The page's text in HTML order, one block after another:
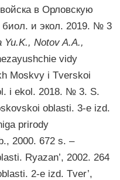
в Орловскую
биол. и экол. 2019. № 3
Yu.K., Notov A.A.,
vidy
Moskvy i Tverskoi
i ekol. 2018. № 3. S.
oblasti. 3-e izd.
prirody
2000. 672 s. –
Ryazan’, 2002. 264
2-e izd. Tver’,